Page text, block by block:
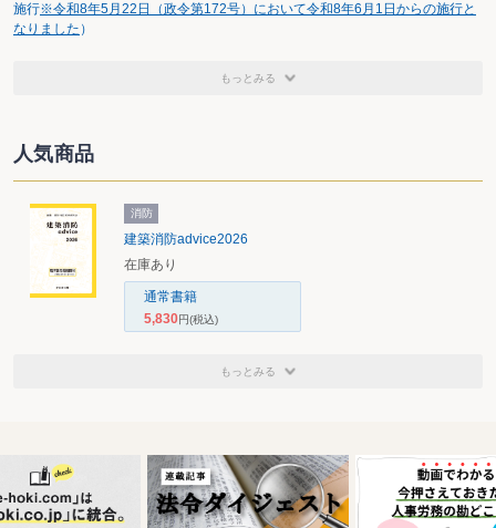
施行※令和8年5月22日（政令第172号）において令和8年6月1日からの施行と
なりました ）
もっとみる
人気商品
消防
建築消防advice2026
在庫あり
通常書籍
5,830円(税込)
もっとみる